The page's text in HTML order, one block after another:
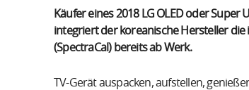
Käufer eines 2018 LG OLED oder
integriert der koreanische Hersteller
(SpectraCal) bereits ab Werk.
TV-Gerät auspacken, aufstellen,